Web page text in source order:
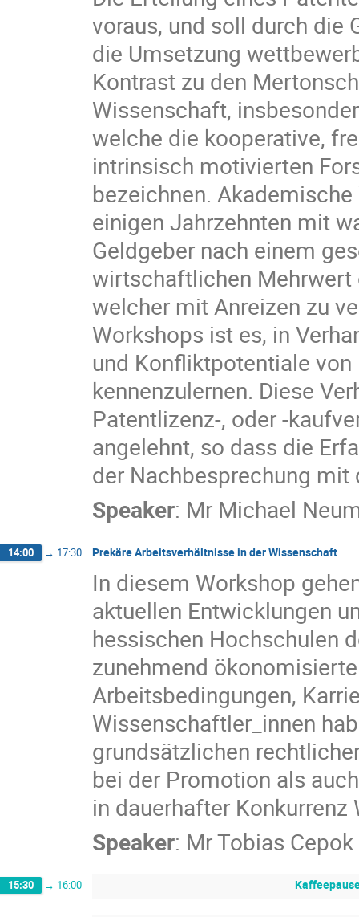
voraus, und soll durch die
die Umsetzung
Kontrast zu den
Wissenschaft,
welche die kooperative,
intrinsisch motivierten
bezeichnen.
einigen Jahrzehnten mit
Geldgeber nach einem
wirtschaftlichen Mehrwert
welcher mit Anreizen zu
Workshops ist es, in
und Konfliktpotentiale
kennenzulernen. Diese
Patentlizenz-, oder -
angelehnt, so dass die
der Nachbesprechung mit
Speaker: Mr Michael
14:00 → 17:30 Prekäre Arbeitsverhältnisse in der Wissenschaft
In diesem Workshop
aktuellen Entwicklungen
hessischen Hochschulen
zunehmend
Arbeitsbedingungen,
Wissenschaftler_innen
grundsätzlichen
bei der Promotion als
in dauerhafter
Speaker: MrTobias Cepok
15:30 → 16:00